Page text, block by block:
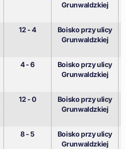
Grunwaldzkiej
12 - 4
Boisko przy ulicy
Grunwaldzkiej
4 - 6
Boisko przy ulicy
Grunwaldzkiej
12 - 0
Boisko przy ulicy
Grunwaldzkiej
8 - 5
Boisko przy ulicy
Grunwaldzkiej